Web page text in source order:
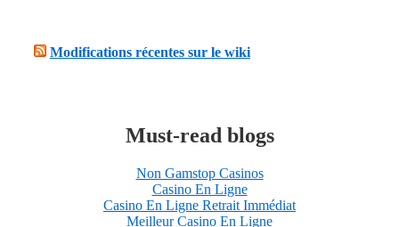
Modifications récentes sur le wiki
Must-read blogs
Non Gamstop Casinos
Casino En Ligne
Casino En Ligne Retrait Immédiat
Meilleur Casino En Ligne